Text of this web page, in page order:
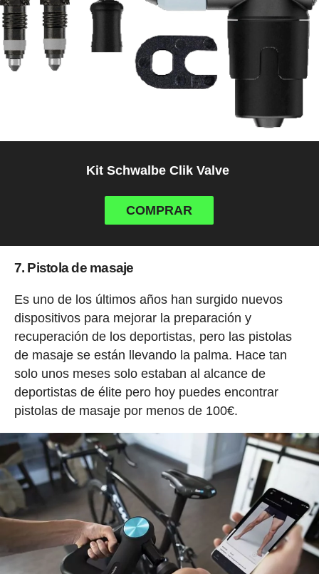
Kit Schwalbe Clik Valve
COMPRAR
7. Pistola de masaje
Es uno de los últimos años han surgido nuevos
dispositivos para mejorar la preparación y
recuperación de los deportistas, pero las pistolas
de masaje se están llevando la palma. Hace tan
solo unos meses solo estaban al alcance de
deportistas de élite pero hoy puedes encontrar
pistolas de masaje por menos de 100€.